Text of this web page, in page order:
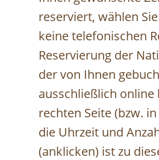
reserviert, wählen
keine telefonischen
Reservierung der
der von Ihnen
ausschließlich online
rechten Seite (bzw.
die Uhrzeit und
(anklicken) ist zu